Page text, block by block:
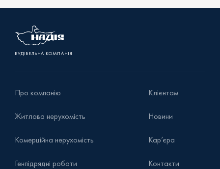
Уточнити наявність
БУДІВЕЛЬНА КОМПАНІЯ
Про компанію Клієнтам
Житлова нерухомість Новини
Комерційна нерухомість Кар’єра
Генпідрядні роботи Контакти